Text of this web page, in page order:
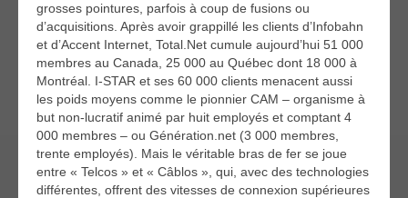
grosses pointures, parfois à coup de fusions ou
d’acquisitions. Après avoir grappillé les clients d’Infobahn
et d’Accent Internet, Total.Net cumule aujourd’hui 51 000
membres au Canada, 25 000 au Québec dont 18 000 à
Montréal. I-STAR et ses 60 000 clients menacent aussi
les poids moyens comme le pionnier CAM – organisme à
but non-lucratif animé par huit employés et comptant 4
000 membres – ou Génération.net (3 000 membres,
trente employés). Mais le véritable bras de fer se joue
entre « Telcos » et « Câblos », qui, avec des technologies
différentes, offrent des vitesses de connexion supérieures